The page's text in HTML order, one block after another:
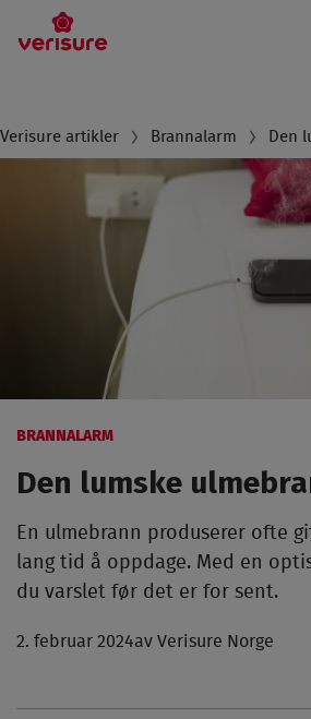
Breadcrumb
Verisure artikler Brannalarm Den
BRANNALARM
Den lumske
En ulmebrann produserer ofte
lang tid å oppdage. Med en
du varslet før det er for sent.
2. februar 2024av Verisure Norge